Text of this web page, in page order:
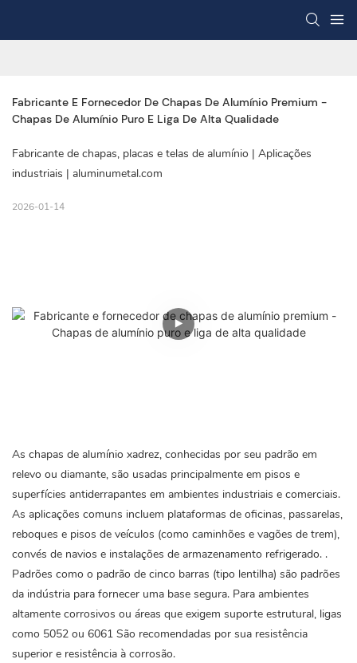
Fabricante E Fornecedor De Chapas De Alumínio Premium -
Chapas De Alumínio Puro E Liga De Alta Qualidade
Fabricante de chapas, placas e telas de alumínio | Aplicações
industriais | aluminumetal.com
2026-01-14
As chapas de alumínio xadrez, conhecidas por seu padrão em
relevo ou diamante, são usadas principalmente em pisos e
superfícies antiderrapantes em ambientes industriais e comerciais.
As aplicações comuns incluem plataformas de oficinas, passarelas,
reboques e pisos de veículos (como caminhões e vagões de trem),
convés de navios e instalações de armazenamento refrigerado. .
Padrões como o padrão de cinco barras (tipo lentilha) são padrões
da indústria para fornecer uma base segura. Para ambientes
altamente corrosivos ou áreas que exigem suporte estrutural, ligas
como 5052 ou 6061 São recomendadas por sua resistência
superior e resistência à corrosão.